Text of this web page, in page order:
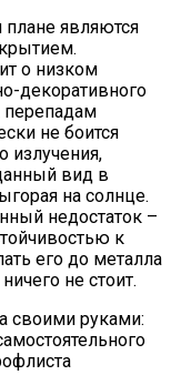
являются
о низком
декоративного
перепадам
не боится
излучения,
вид в
на солнце.
недостаток –
к
его до металла
не стоит.